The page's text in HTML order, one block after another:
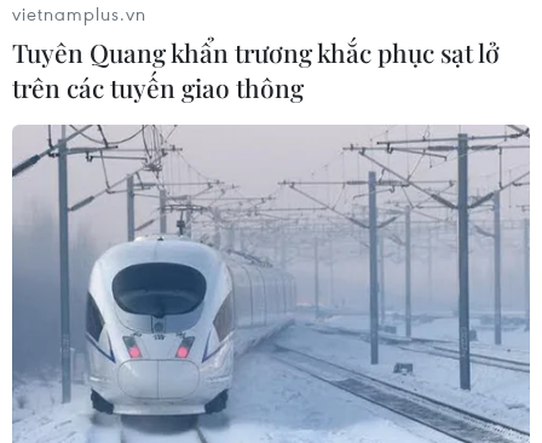
Không khí lạnh ảnh hưởng đến Bắc Bộ,
miền Trung nguy cơ ngập sâu
Đêm nay (13/12), bộ phận không khí lạnh sẽ ảnh hưởng
đến Bắc Bộ, gần sáng và ngày mai (14/12) sẽ ảnh
hưởng tới các tỉnh Trung Bộ.
vietnamplus.vn
Tuyên Quang khẩn trương khắc phục sạt lở
trên các tuyến giao thông